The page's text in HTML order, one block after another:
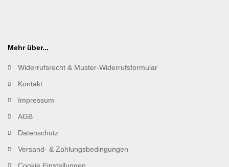
Mehr über...
Widerrufsrecht & Muster-Widerrufsformular
Kontakt
Impressum
AGB
Datenschutz
Versand- & Zahlungsbedingungen
Cookie Einstellungen